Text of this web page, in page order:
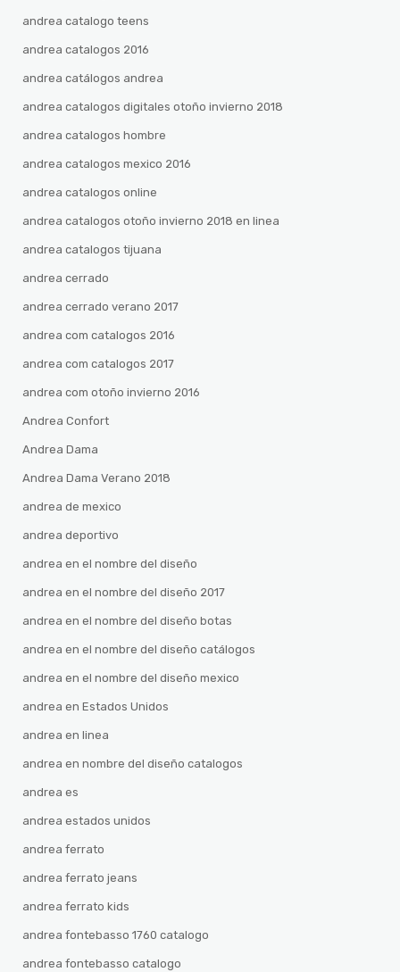
andrea catalogo teens
andrea catalogos 2016
andrea catálogos andrea
andrea catalogos digitales otoño invierno 2018
andrea catalogos hombre
andrea catalogos mexico 2016
andrea catalogos online
andrea catalogos otoño invierno 2018 en linea
andrea catalogos tijuana
andrea cerrado
andrea cerrado verano 2017
andrea com catalogos 2016
andrea com catalogos 2017
andrea com otoño invierno 2016
Andrea Confort
Andrea Dama
Andrea Dama Verano 2018
andrea de mexico
andrea deportivo
andrea en el nombre del diseño
andrea en el nombre del diseño 2017
andrea en el nombre del diseño botas
andrea en el nombre del diseño catálogos
andrea en el nombre del diseño mexico
andrea en Estados Unidos
andrea en linea
andrea en nombre del diseño catalogos
andrea es
andrea estados unidos
andrea ferrato
andrea ferrato jeans
andrea ferrato kids
andrea fontebasso 1760 catalogo
andrea fontebasso catalogo